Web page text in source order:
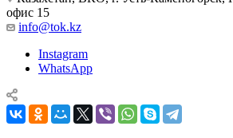
офис 15
info@tok.kz
Instagram
WhatsApp